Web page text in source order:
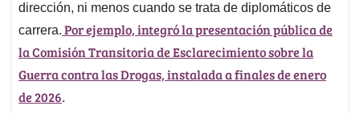
dirección, ni menos cuando se trata de diplomáticos de
carrera. Por ejemplo, integró la presentación pública de
la Comisión Transitoria de Esclarecimiento sobre la
Guerra contra las Drogas, instalada a finales de enero
de 2026.